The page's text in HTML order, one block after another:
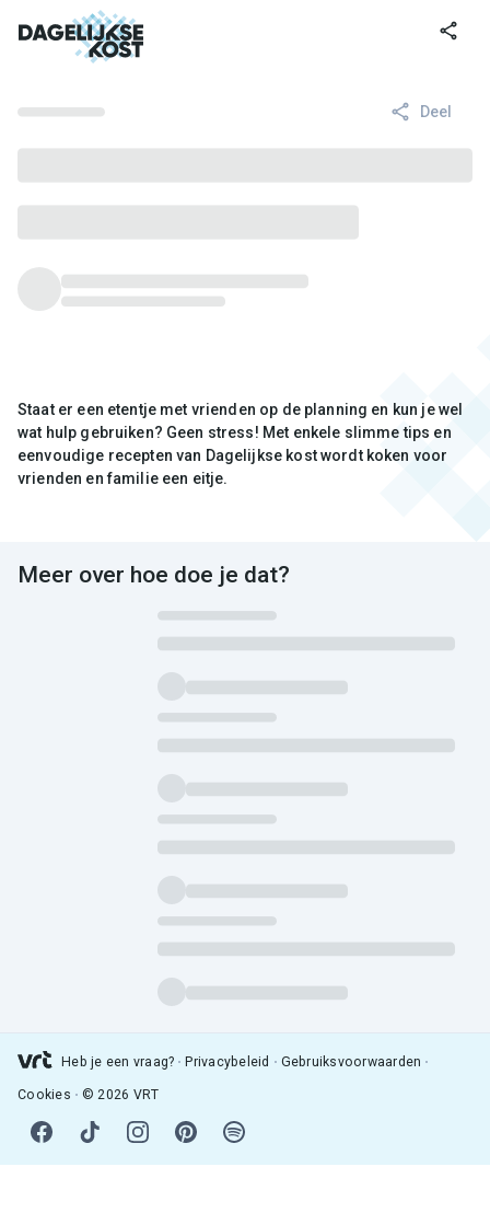
Deel
Staat er een etentje met vrienden op de planning en kun je wel
wat hulp gebruiken? Geen stress! Met enkele slimme tips en
eenvoudige recepten van Dagelijkse kost wordt koken voor
vrienden en familie een eitje.
Meer over hoe doe je dat?
Heb je een vraag? Privacybeleid Gebruiksvoorwaarden
Cookies © 2026 VRT